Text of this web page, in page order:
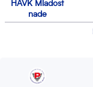
HAVK Mladost
nade